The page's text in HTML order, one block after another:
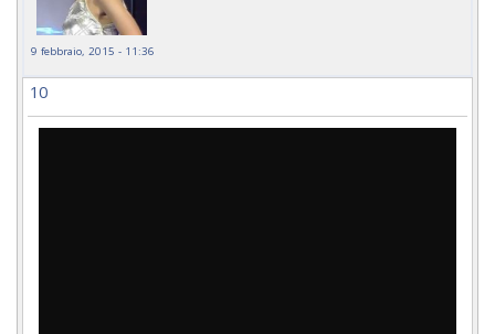
9 febbraio, 2015 - 11:36
10